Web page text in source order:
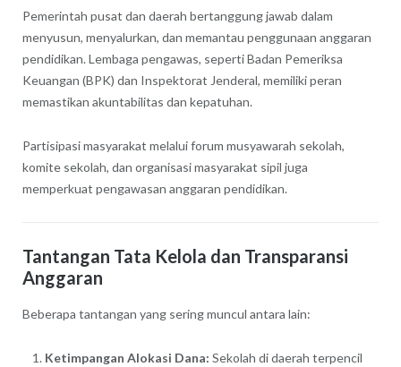
Pemerintah pusat dan daerah bertanggung jawab dalam
menyusun, menyalurkan, dan memantau penggunaan anggaran
pendidikan. Lembaga pengawas, seperti Badan Pemeriksa
Keuangan (BPK) dan Inspektorat Jenderal, memiliki peran
memastikan akuntabilitas dan kepatuhan.
Partisipasi masyarakat melalui forum musyawarah sekolah,
komite sekolah, dan organisasi masyarakat sipil juga
memperkuat pengawasan anggaran pendidikan.
Tantangan Tata Kelola dan Transparansi
Anggaran
Beberapa tantangan yang sering muncul antara lain:
Ketimpangan Alokasi Dana: Sekolah di daerah terpencil